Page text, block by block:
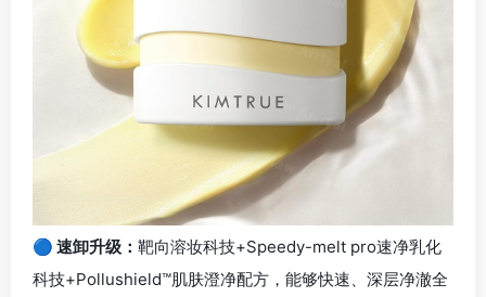
🔵 速卸升级： 靶向溶妆科技+Speedy-melt pro速净乳化
科技+Pollushield™肌肤澄净配方，能够快速、深层净澈全